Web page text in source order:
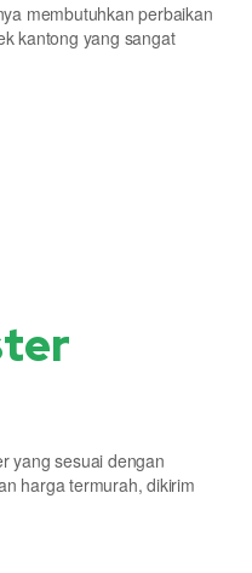
membutuhkan perbaikan
kantong yang sangat
yang sesuai dengan
harga termurah, dikirim